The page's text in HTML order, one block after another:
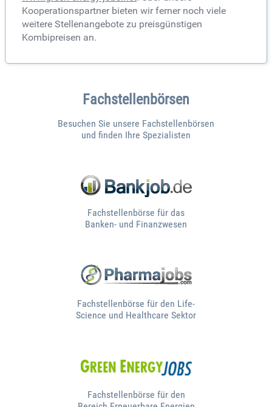
Kooperationspartner bieten wir ferner noch viele
weitere Stellenangebote zu preisgünstigen
Kombipreisen an.
Fachstellenbörsen
Besuchen Sie unsere Fachstellenbörsen
und finden Ihre Spezialisten
Fachstellenbörse für das
Banken- und Finanzwesen
Fachstellenbörse für den Life-
Science und Healthcare Sektor
Fachstellenbörse für den